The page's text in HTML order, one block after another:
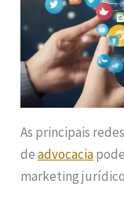
As principais
deadvocacia
marketing